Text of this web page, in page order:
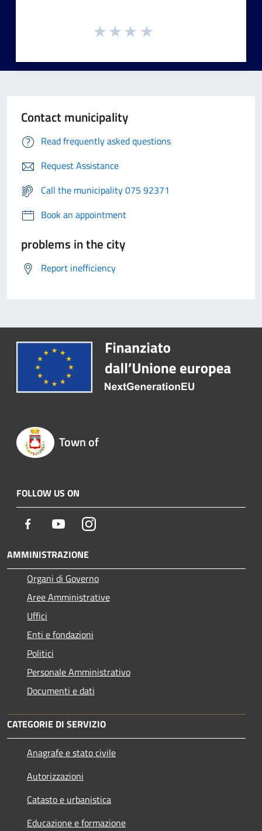
Contact municipality
Read frequently asked questions
Request Assistance
Call the municipality 075 92371
Book an appointment
problems in the city
Report inefficiency
Town of
FOLLOW US ON
Facebook YoutubeInstagram
AMMINISTRAZIONE
Organi di Governo
Aree Amministrative
Uffici
Enti e fondazioni
Politici
Personale Amministrativo
Documenti e dati
CATEGORIE DI SERVIZIO
Anagrafe e stato civile
Autorizzazioni
Catasto e urbanistica
Educazione e formazione